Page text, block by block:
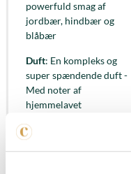
powerfuld smag af
jordbær, hindbær og
blåbær
Duft: En kompleks og
super spændende duft -
Med noter af
hjemmelavet
super saftige ferskner